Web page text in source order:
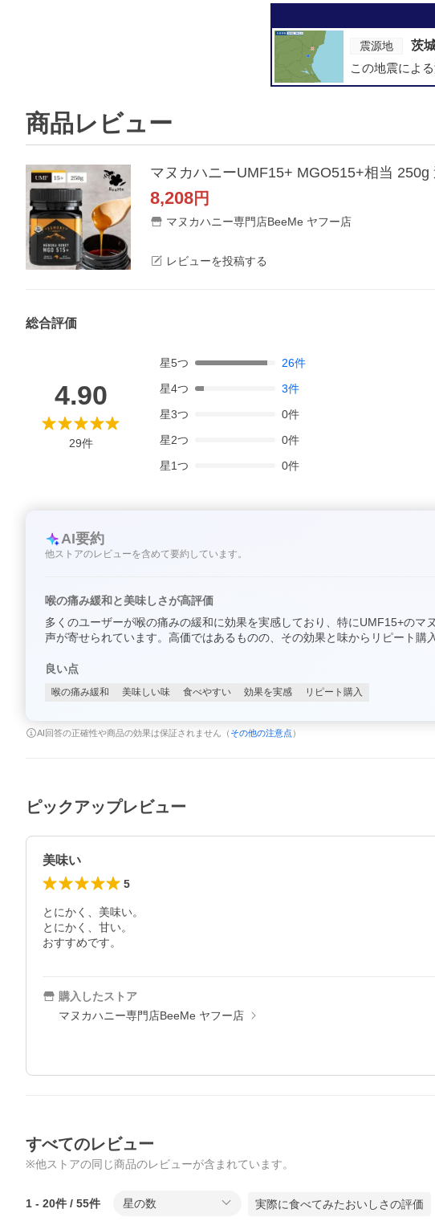
震源地 茨
この地震によ
商品レビュー
マヌカハニーUMF15+ MGO515+相当
8,208円
マヌカハニー専門店BeeMe ヤフー店
レビューを投稿する
総合評価
4.90
29件
星5つ 26件
星4つ 3件
星3つ 0件
星2つ 0件
星1つ 0件
AI要約
他ストアのレビューを含めて要約しています。
喉の痛み緩和と美味しさが高評価
多くのユーザーが喉の痛みの緩和に効果を実感しており、特にUMF15+の
声が寄せられています。高価ではあるものの、その効果と味からリピート購
良い点
喉の痛み緩和 美味しい味 食べやすい 効果を実感 リピート購入
AI回答の正確性や商品の効果は保証されません（ その他の注意点 ）
ピックアップレビュー
美味い
5
とにかく、美味い。
とにかく、甘い。
購入したストア
マヌカハニー専門店BeeMe ヤフー店
すべてのレビュー
※他ストアの同じ商品のレビューが含まれています。
1 - 20件 / 55件 星の数 実際に食べてみたおいしさの評価